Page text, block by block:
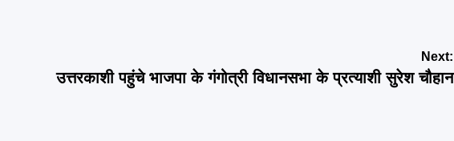
Next:
उत्तरकाशी पहुंचे भाजपा के गंगोत्री विधानसभा के प्रत्याशी सुरेश चौहान